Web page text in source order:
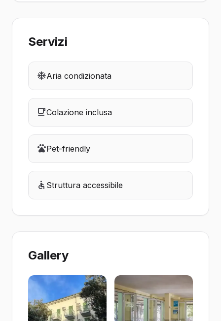
Servizi
Aria condizionata
Colazione inclusa
Pet-friendly
Struttura accessibile
Gallery